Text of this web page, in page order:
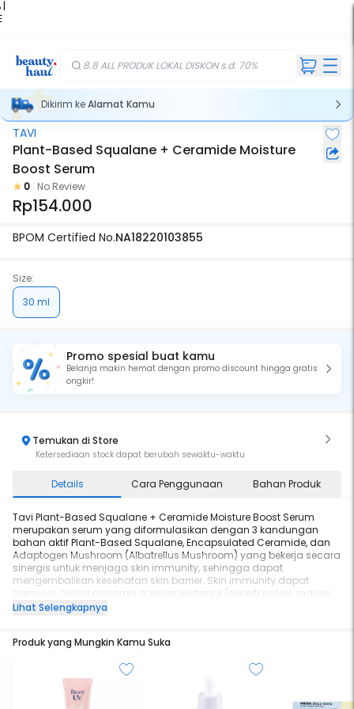
|
8.8 ALL PRODUK LOKAL DISKON s.d. 70%
Dikirim keAlamat Kamu
TAVI
Plant-Based Squalane + Ceramide Moisture
Boost Serum
0 No Review
Rp154.000
BPOM Certified No.NA18220103855
Size:
30 ml
Promo spesial buat kamu
Belanja makin hemat dengan promo discount hingga gratis
ongkir!
Temukan di Store
Ketersediaan stock dapat berubah sewaktu-waktu
Details Cara Penggunaan Bahan Produk
Tavi Plant-Based Squalane + Ceramide Moisture Boost Serum
merupakan serum yang diformulasikan dengan 3 kandungan
bahan aktif Plant-Based Squalane, Encapsulated Ceramide, dan
Adaptogen Mushroom (Albatrellus Mushroom) yang bekerja secara
sinergis untuk menjaga skin immunity, sehingga dapat
mengembalikan kesehatan skin barrier. Skin immunity dapat
menurun akibat paparan agresor eksternal (seperti polusi, radiasi,
panas, serta paparan AC yang berlebihan) dan menyebabkan kulit
kulit dan mengurangi 65%* dry patch pada kulit, sehingga kulit
(Transepidermal Water Loss) dan terhidrasi secara instan.
Dikombinasikan dengan Encapsulated Ceramide yang mampu
Lihat Selengkapnya
Produk yang Mungkin Kamu Suka